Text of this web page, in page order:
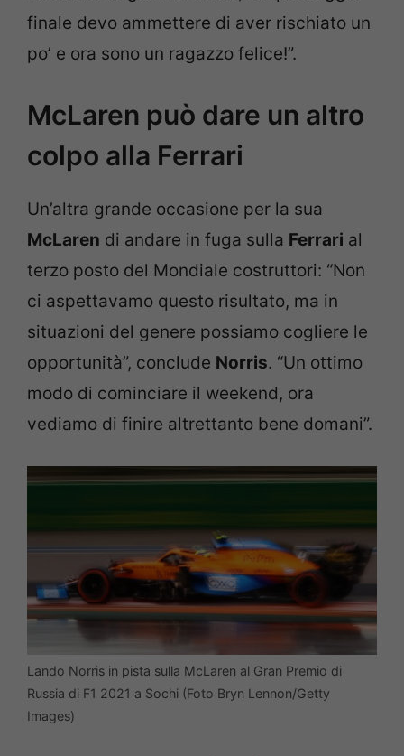
finale devo ammettere di aver rischiato un
po’ e ora sono un ragazzo felice!”.
McLaren può dare un altro
colpo alla Ferrari
Un’altra grande occasione per la sua
McLaren di andare in fuga sulla Ferrari al
terzo posto del Mondiale costruttori: “Non
ci aspettavamo questo risultato, ma in
situazioni del genere possiamo cogliere le
opportunità”, conclude Norris. “Un ottimo
modo di cominciare il weekend, ora
vediamo di finire altrettanto bene domani”.
Lando Norris in pista sulla McLaren al Gran Premio di
Russia di F1 2021 a Sochi (Foto Bryn Lennon/Getty
Images)